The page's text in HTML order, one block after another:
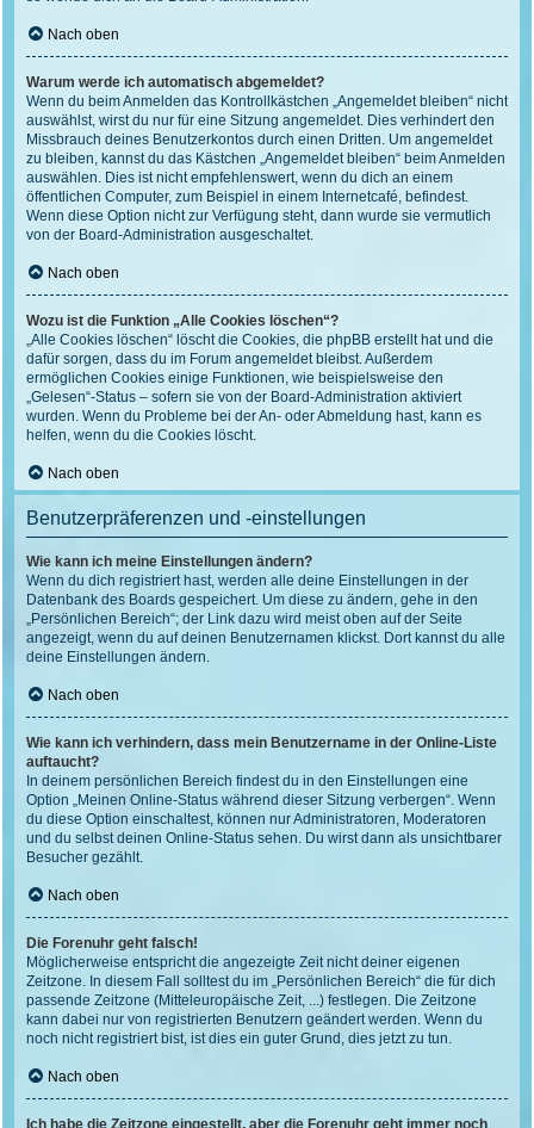
Nach oben
Warum werde ich automatisch abgemeldet?
Wenn du beim Anmelden das Kontrollkästchen „Angemeldet bleiben“ nicht
auswählst, wirst du nur für eine Sitzung angemeldet. Dies verhindert den
Missbrauch deines Benutzerkontos durch einen Dritten. Um angemeldet
zu bleiben, kannst du das Kästchen „Angemeldet bleiben“ beim Anmelden
auswählen. Dies ist nicht empfehlenswert, wenn du dich an einem
öffentlichen Computer, zum Beispiel in einem Internetcafé, befindest.
Wenn diese Option nicht zur Verfügung steht, dann wurde sie vermutlich
von der Board-Administration ausgeschaltet.
Nach oben
Wozu ist die Funktion „Alle Cookies löschen“?
„Alle Cookies löschen“ löscht die Cookies, die phpBB erstellt hat und die
dafür sorgen, dass du im Forum angemeldet bleibst. Außerdem
ermöglichen Cookies einige Funktionen, wie beispielsweise den
„Gelesen“-Status – sofern sie von der Board-Administration aktiviert
wurden. Wenn du Probleme bei der An- oder Abmeldung hast, kann es
helfen, wenn du die Cookies löscht.
Nach oben
Benutzerpräferenzen und -einstellungen
Wie kann ich meine Einstellungen ändern?
Wenn du dich registriert hast, werden alle deine Einstellungen in der
Datenbank des Boards gespeichert. Um diese zu ändern, gehe in den
„Persönlichen Bereich“; der Link dazu wird meist oben auf der Seite
angezeigt, wenn du auf deinen Benutzernamen klickst. Dort kannst du alle
deine Einstellungen ändern.
Nach oben
Wie kann ich verhindern, dass mein Benutzername in der Online-Liste
auftaucht?
In deinem persönlichen Bereich findest du in den Einstellungen eine
Option „Meinen Online-Status während dieser Sitzung verbergen“. Wenn
du diese Option einschaltest, können nur Administratoren, Moderatoren
und du selbst deinen Online-Status sehen. Du wirst dann als unsichtbarer
Besucher gezählt.
Nach oben
Die Forenuhr geht falsch!
Möglicherweise entspricht die angezeigte Zeit nicht deiner eigenen
Zeitzone. In diesem Fall solltest du im „Persönlichen Bereich“ die für dich
passende Zeitzone (Mitteleuropäische Zeit, ...) festlegen. Die Zeitzone
kann dabei nur von registrierten Benutzern geändert werden. Wenn du
noch nicht registriert bist, ist dies ein guter Grund, dies jetzt zu tun.
Nach oben
Ich habe die Zeitzone eingestellt, aber die Forenuhr geht immer noch